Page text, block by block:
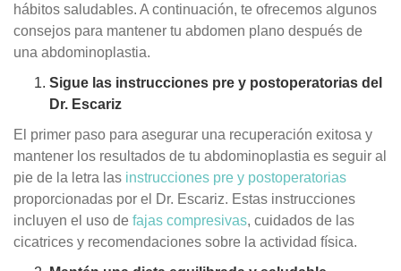
hábitos saludables. A continuación, te ofrecemos algunos
consejos para mantener tu abdomen plano después de
una abdominoplastia.
Sigue las instrucciones pre y postoperatorias del
Dr. Escariz
El primer paso para asegurar una recuperación exitosa y
mantener los resultados de tu abdominoplastia es seguir al
pie de la letra las instrucciones pre y postoperatorias
proporcionadas por el Dr. Escariz. Estas instrucciones
incluyen el uso de fajas compresivas, cuidados de las
cicatrices y recomendaciones sobre la actividad física.